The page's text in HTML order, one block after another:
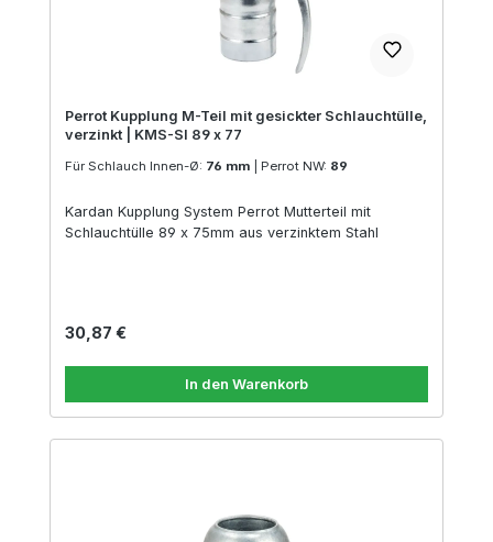
Perrot Kupplung M-Teil mit gesickter Schlauchtülle,
verzinkt | KMS-SI 89 x 77
Für Schlauch Innen-Ø: 76 mm Perrot NW: 89
Kardan Kupplung System Perrot Mutterteil mit
Schlauchtülle 89 x 75mm aus verzinktem Stahl
Regulärer Preis:
30,87 €
In den Warenkorb